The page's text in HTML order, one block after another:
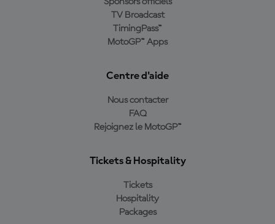
TV Broadcast
TimingPass™
MotoGP™ Apps
Centre d'aide
Nous contacter
FAQ
Rejoignez le MotoGP™
Tickets & Hospitality
Tickets
Hospitality
Packages